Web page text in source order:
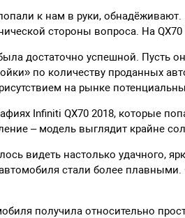
к нам в руки, обнадёживают.
стороны вопроса. На
достаточно успешной. Пусть
по количеству проданных
на рынке
Infiniti QX70 2018, которые
– модель выглядит крайне
видеть настолько удачного,
стали более
получила относительно